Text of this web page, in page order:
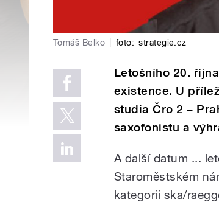
Tomáš Belko foto: strategie.cz
Letošního 20.
existence. U
studia Čro 2 –
saxofonistu a
A další datum ...
Staroměstském
kategorii ska/